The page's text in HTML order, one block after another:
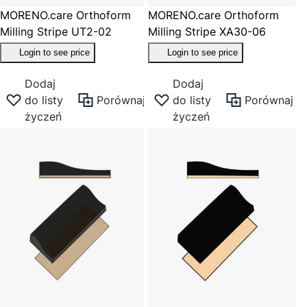
MORENO.care Orthoform
Milling Stripe UT2-02
Login to see price
Dodaj
do listy
życzeń
Porównaj
MORENO.care Orthoform
Milling Stripe XA30-06
Login to see price
Dodaj
do listy
życzeń
Porównaj